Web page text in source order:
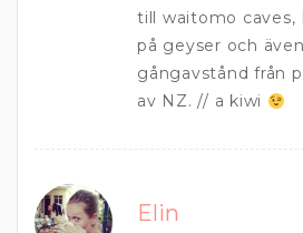
till waitomo caves,
på geyser och
gångavstånd från
av NZ. // a kiwi
Elin